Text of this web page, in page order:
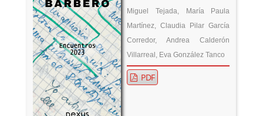
Miguel Tejada, María Paula
Martínez, Claudia Pilar García
Corredor, Andrea Calderón
Villarreal, Eva González Tanco
PDF